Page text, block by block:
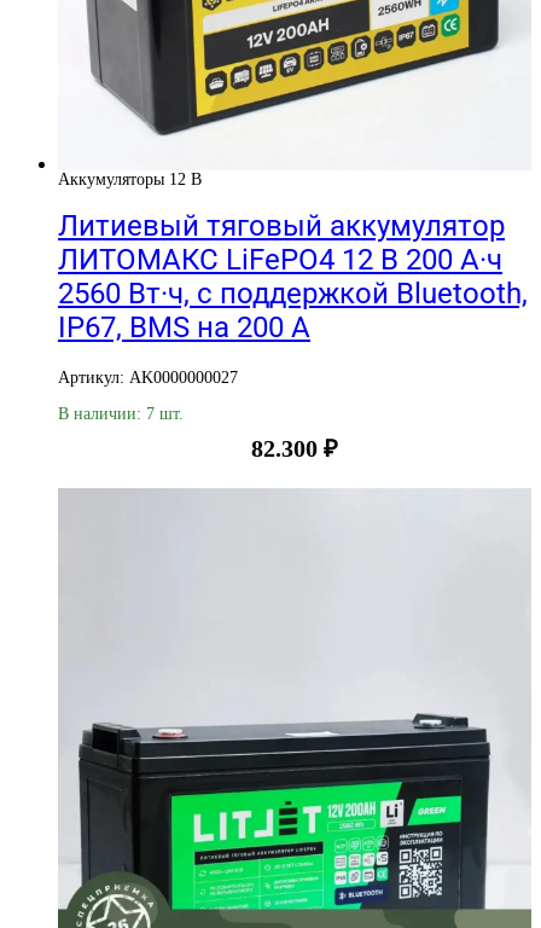
Аккумуляторы 12 В
Литиевый тяговый аккумулятор
ЛИТОМАКС LiFePO4 12 В 200 А·ч
2560 Вт·ч, с поддержкой Bluetooth,
IP67, BMS на 200 А
Артикул: AK0000000027
В наличии: 7 шт.
82.300 ₽